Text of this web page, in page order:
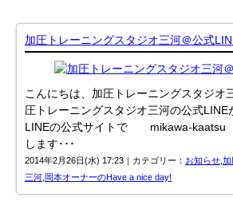
加圧トレーニングスタジオ三河＠公式
こんにちは、加圧トレーニングスタジオ
圧トレーニングスタジオ三河の公式LINE
LINEの公式サイトで mikawa-kaatsu
します･･･
2014年2月26日(水) 17:23｜カテゴリー： お知らせ 加
三河 岡本オーナーのHave a nice day!